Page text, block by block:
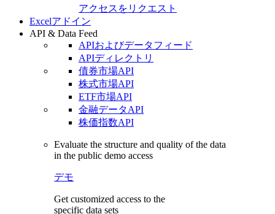
アクセスをリクエスト
Excelアドイン
API & Data Feed
APIおよびデータフィード
APIディレクトリ
債券市場API
株式市場API
ETF市場API
金融データAPI
株価指数API
Evaluate the structure and quality of the data
in the public demo access
デモ
Get customized access to the
specific data sets